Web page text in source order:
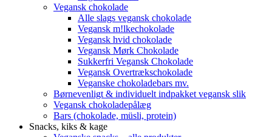
Vegansk chokolade
Alle slags vegansk chokolade
Vegansk m!lkechokolade
Vegansk hvid chokolade
Vegansk Mørk Chokolade
Sukkerfri Vegansk Chokolade
Vegansk Overtrækschokolade
Veganske chokoladebars mv.
Børnevenligt & individuelt indpakket vegansk slik
Vegansk chokoladepålæg
Bars (chokolade, müsli, protein)
Snacks, kiks & kage